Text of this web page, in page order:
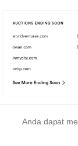
Anda dapat